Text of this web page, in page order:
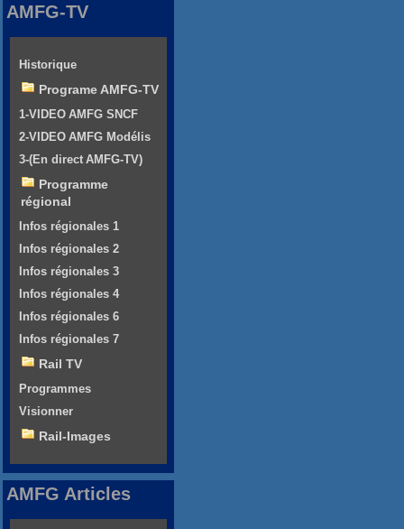
AMFG-TV
Historique
Programe AMFG-TV
1-VIDEO AMFG SNCF
2-VIDEO AMFG Modélis
3-(En direct AMFG-TV)
Programme
régional
Infos régionales 1
Infos régionales 2
Infos régionales 3
Infos régionales 4
Infos régionales 6
Infos régionales 7
Rail TV
Programmes
Visionner
Rail-Images
AMFG Articles